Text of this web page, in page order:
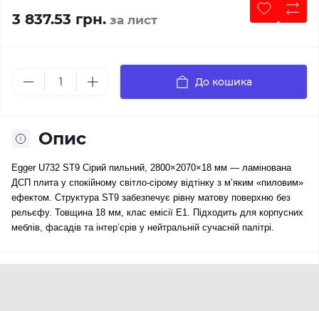
3 837.53 грн. за лист
До кошика
Опис
Egger U732 ST9 Сірий пильний, 2800×2070×18 мм — ламінована
ДСП плита у спокійному світло-сірому відтінку з м’яким «пиловим»
ефектом. Структура ST9 забезпечує рівну матову поверхню без
рельєфу. Товщина 18 мм, клас емісії E1. Підходить для корпусних
меблів, фасадів та інтер’єрів у нейтральній сучасній палітрі.